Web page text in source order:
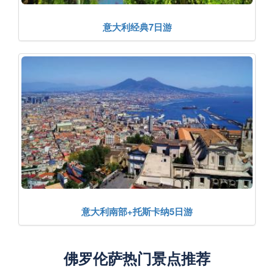
意大利经典7日游
意大利南部+托斯卡纳5日游
佛罗伦萨热门景点推荐